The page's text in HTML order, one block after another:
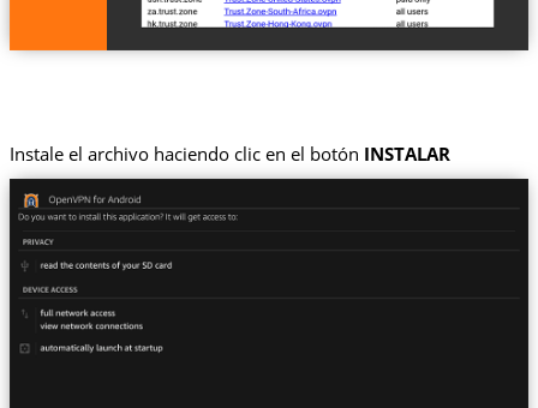
Instale el archivo haciendo clic en el botón INSTALAR